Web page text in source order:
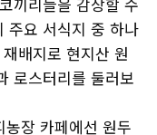
주요 서식지 중 하나
배지로 현지산 원
로스터리를 둘러보
장 카페에선 원두